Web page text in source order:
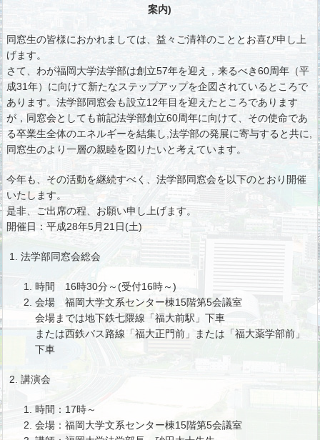
案内)
同窓生の皆様におかれましては、益々ご清祥のこととお喜び申し上
げます。
さて、わが福岡大学法学部は創立57年を迎え，来るべき60周年（平
成31年）に向けて新たなステップアップを企図されているところで
あります。法学部同窓会も設立12年目を迎えたところであります
が，同窓会としても前記法学部創立60周年に向けて、その使命であ
る卒業生全体のエネルギーを結集し,法学部の発展に寄与すると共に,
同窓生のより一層の親睦を図りたいと考えています。
今年も、その活動を継続すべく、法学部同窓会を以下のとおり開催
いたします。
是非、ご出席の程、お願い申し上げます。
開催日：平成28年5月21日(土)
法学部同窓会総会
時間 16時30分～(受付16時～)
会場 福岡大学文系センター棟15階第5会議室
会場までは地下鉄七隈線「福大前駅」下車
または西鉄バス路線「福大正門前」または「福大薬学部前」
下車
講演会
時間：17時～
会場：福岡大学文系センター棟15階第5会議室